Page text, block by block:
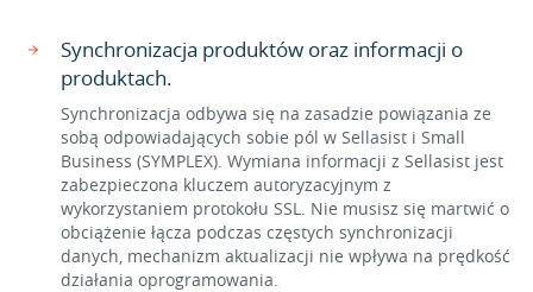
Synchronizacja produktów oraz informacji o
produktach.
Synchronizacja odbywa się na zasadzie powiązania ze
sobą odpowiadających sobie pól w Sellasist i Small
Business (SYMPLEX). Wymiana informacji z Sellasist jest
zabezpieczona kluczem autoryzacyjnym z
wykorzystaniem protokołu SSL. Nie musisz się martwić o
obciążenie łącza podczas częstych synchronizacji
danych, mechanizm aktualizacji nie wpływa na prędkość
działania oprogramowania.